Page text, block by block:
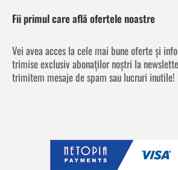
Fii primul care află ofertele noastre
Vei avea acces la cele mai bune oferte și
trimise exclusiv abonaților noștri la
trimitem mesaje de spam sau lucruri inutile!